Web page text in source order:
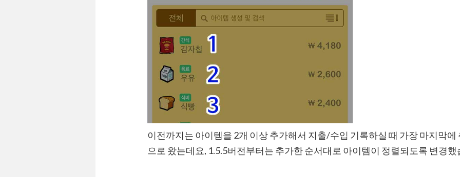
이전까지는 아이템을 2개 이상 추가해서 지출/수입 기록하실 때 가장 마지막에
으로 왔는데요, 1.5.5버전부터는 추가한 순서대로 아이템이 정렬되도록 변경했